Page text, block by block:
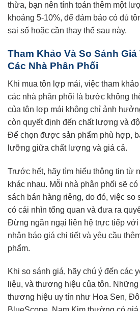
thừa, bạn nên tính toán thêm một
khoảng 5-10%, để đảm bảo có đủ
sai số hoặc cần thay thế sau này.
Tham Khảo Và So Sánh
Các Nhà Phân Phối
Khi mua tôn lợp mái, việc tham
các nhà phân phối là bước không
của tôn lợp mái không chỉ ảnh
còn quyết định đến chất lượng và
Để chọn được sản phẩm phù hợp,
lưỡng giữa chất lượng và giá cả.
Trước hết, hãy tìm hiểu thông tin từ
khác nhau. Mỗi nhà phân phối sẽ
sách bán hàng riêng, do đó, việc so
có cái nhìn tổng quan và đưa ra
Đừng ngần ngại liên hệ trực tiếp với
nhận báo giá chi tiết và yêu cầu
phẩm.
Khi so sánh giá, hãy chú ý đến các
liệu, và thương hiệu của tôn.
thương hiệu uy tín như Hoa Sen,